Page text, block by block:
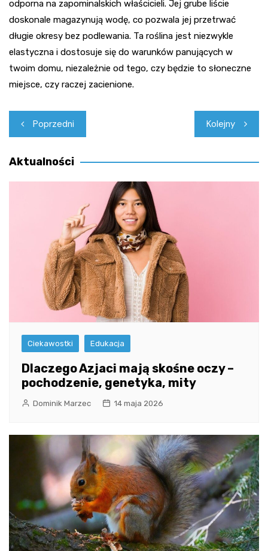
odporna na zapominalskich właścicieli. Jej grube liście
doskonale magazynują wodę, co pozwala jej przetrwać
długie okresy bez podlewania. Ta roślina jest niezwykle
elastyczna i dostosuje się do warunków panujących w
twoim domu, niezależnie od tego, czy będzie to słoneczne
miejsce, czy raczej zacienione.
Nawigacja
wpisu
Poprzedni Kolejny
Aktualności
Ciekawostki Edukacja
Dlaczego Azjaci mają skośne oczy –
pochodzenie, genetyka, mity
Dominik Marzec 14 maja 2026